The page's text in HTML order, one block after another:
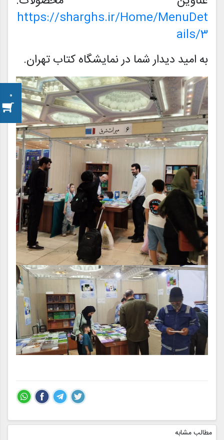
0
https://sharghs.ir/Home/MenuDet
ails/3
به امید دیدار شما در نمایشگاه کتاب تهران.
مطالب مشابه